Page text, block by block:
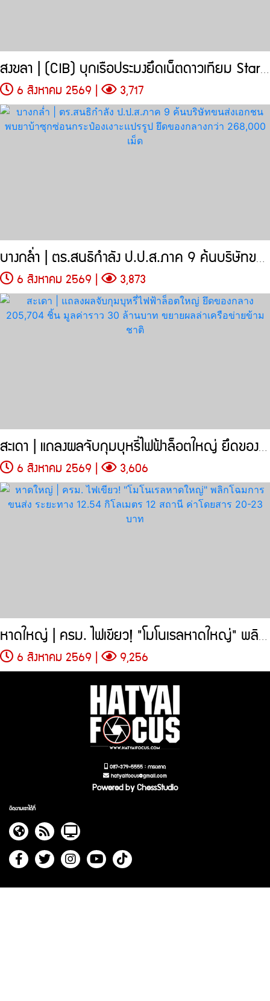
สงขลา | (CIB) บุกเรือประมงยึดเน็ตดาวเทียม Starlink
6 สิงหาคม 2569 | 3,717
บางกล่ำ | ตร.สนธิกำลัง ป.ป.ส.ภาค 9 ค้นบริษัทขนส่งเอกชน
6 สิงหาคม 2569 | 3,873
สะเดา | แถลงผลจับกุมบุหรี่ไฟฟ้าล็อตใหญ่ ยึดของกลาง 205,704 ชิ้น
6 สิงหาคม 2569 | 3,606
หาดใหญ่ | ครม. ไฟเขียว! "โมโนเรลหาดใหญ่" พลิกโฉมการขนส่ง
6 สิงหาคม 2569 | 9,256
087-379-5555 : การตลาด
hatyaifocus@gmail.com
Powered by ChessStudio
ติดตามเราได้ที่